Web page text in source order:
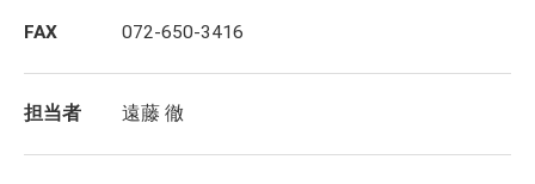
FAX 072-650-3416
担当者 遠藤 徹